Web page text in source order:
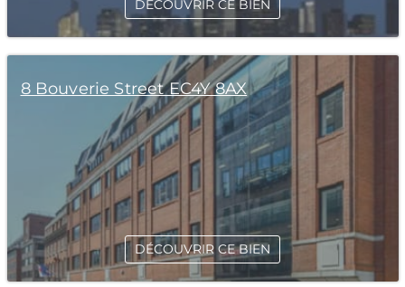
DÉCOUVRIR CE BIEN
8 Bouverie Street EC4Y 8AX
DÉCOUVRIR CE BIEN